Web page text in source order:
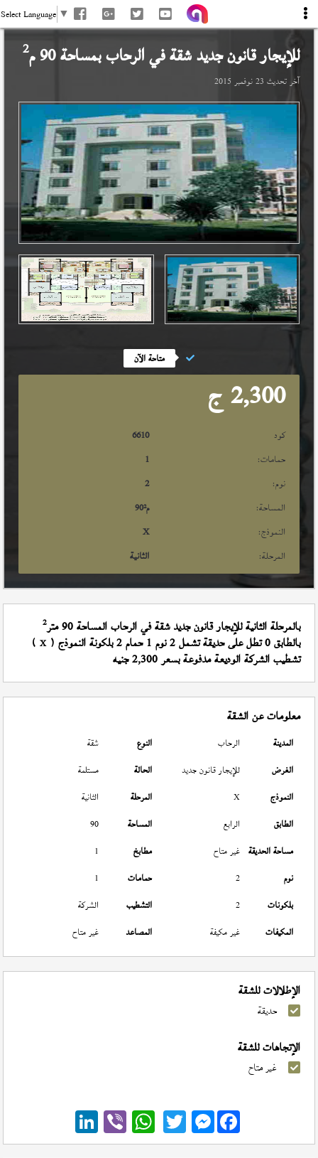
Select Language ▼
للإيجار قانون جديد شقة فيالرحاببمساحة 90 م 2
آخر تحديث 23 نوفمبر 2015
متاحة الآن
2,300 ج
كود
6610
حمامات:
1
نوم:
2
المساحة:
90م²
النموذج:
X
المرحلة:
الثانية
بالمرحلة الثانية للإيجار قانون جديد شقة في الرحاب المساحة 90 متر 2
بالطابق 0 تطل على حديقة تشمل 2 نوم 1 حمام 2 بلكونة النموذج ( X
)
تشطيب الشركة الوديعة مدفوعة بسعر 2,300 جنيه
معلومات عن الشقة
المدينة الرحاب النوع
شقة
الغرض
للإيجار قانون جديد الحالة
مستلمة
النموذج
X المرحلة
الثانية
الطابق
الرابع المساحة
90
مساحة الحديقة غير متاح مطابخ
1
نوم
2 حمامات
1
بلكونات
2 التشطيب
الشركة
المكيفات
غير مكيفة المصاعد غير متاح
الإطلالات للشقة
حديقة
الإتجاهات للشقة
غير متاح
Messenger